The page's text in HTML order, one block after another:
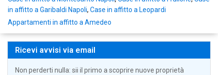
in affitto a Garibaldi Napoli, Case in affitto a Leopardi
Appartamenti in affitto a Amedeo
Ricevi avvisi via email
Non perderti nulla: sii il primo a scoprire nuove proprietà